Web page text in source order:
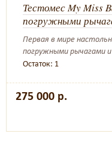
Тестомес My Miss
погружными
Первая в мире
погружными рычагами
Остаток: 1
275 000 р.